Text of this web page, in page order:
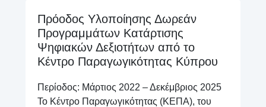
Πρόοδος Υλοποίησης Δωρεάν
Προγραμμάτων Κατάρτισης
Ψηφιακών Δεξιοτήτων από το
Κέντρο Παραγωγικότητας Κύπρου
Περίοδος: Μάρτιος 2022 – Δεκέμβριος 2025
Το Κέντρο Παραγωγικότητας (ΚΕΠΑ), του